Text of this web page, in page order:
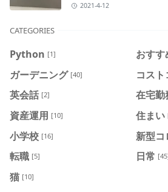
2021-4-12
CATEGORIES
Python [1] おす
ガーデニング [40] コスト
英会話 [2] 在宅勤
資産運用 [10] 住まい
小学校 [16] 新型コ
転職 [5] 日常
猫 [10]